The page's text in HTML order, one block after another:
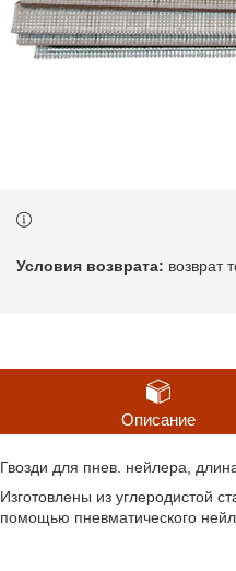
возврат
Описание
Гвозди для пнев. нейлера,
Изготовлены из углеродистой
помощью пневматического